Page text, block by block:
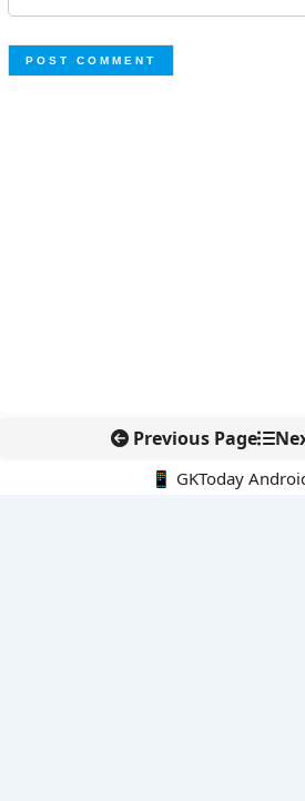
Previous Page
📱 GKToday